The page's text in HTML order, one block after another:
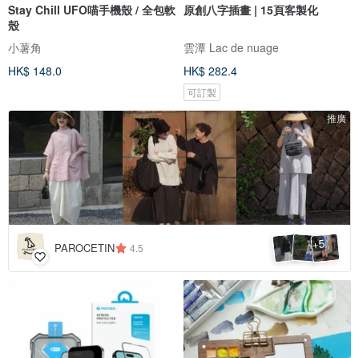
Stay Chill UFO喵手機殼 / 全包軟
殼
小薯角
HK$ 148.0
原創八字插畫 | 15頁客製化
雲潭 Lac de nuage
HK$ 282.4
可訂製
推廣
PAROCETIN 4.5 +5